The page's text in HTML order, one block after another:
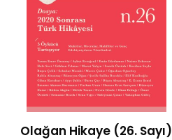
Olağan Hikaye (26. Sayı)